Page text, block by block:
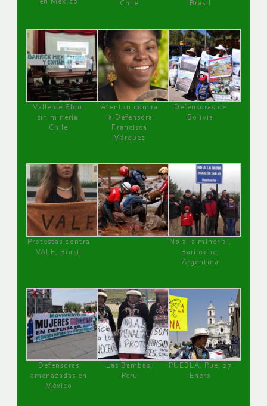
en México
Chile
Brasil
Valle de Elqui
sin minería.
Chile
Atentan contra
la Defensora
Francisca
Márquez
Defensoras de
Bolivia
Protestas contra
VALE, Brasil
No a la minería ,
Bariloche,
Argentina
Defensoras
amenazadas en
México
Las Bambas,
Perú
PUEBLA, Pue, 27
Enero